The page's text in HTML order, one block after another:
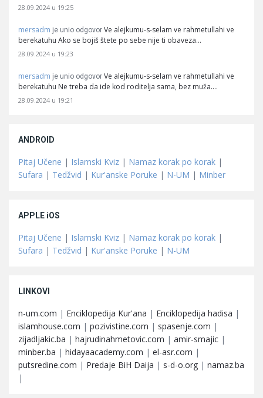
28.09.2024 u 19:25
mersadm je unio odgovor Ve alejkumu-s-selam ve rahmetullahi ve
berekatuhu Ako se bojiš štete po sebe nije ti obaveza…
28.09.2024 u 19:23
mersadm je unio odgovor Ve alejkumu-s-selam ve rahmetullahi ve
berekatuhu Ne treba da ide kod roditelja sama, bez muža.…
28.09.2024 u 19:21
ANDROID
Pitaj Učene | Islamski Kviz | Namaz korak po korak |
Sufara | Tedžvid | Kur'anske Poruke | N-UM | Minber
APPLE iOS
Pitaj Učene | Islamski Kviz | Namaz korak po korak |
Sufara | Tedžvid | Kur'anske Poruke | N-UM
LINKOVI
n-um.com | Enciklopedija Kur'ana | Enciklopedija hadisa |
islamhouse.com | pozivistine.com | spasenje.com |
zijadljakic.ba | hajrudinahmetovic.com | amir-smajic |
minber.ba | hidayaacademy.com | el-asr.com |
putsredine.com | Predaje BiH Daija | s-d-o.org | namaz.ba
|